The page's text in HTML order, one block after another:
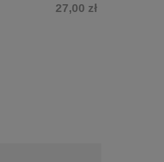
27,00 zł